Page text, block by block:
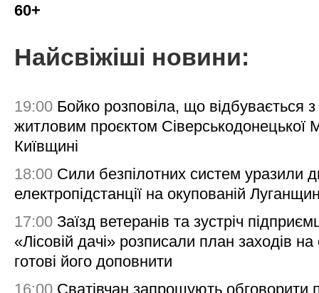
60+
Найсвіжіші новини:
19:00 Бойко розповіла, що відбувається з
житловим проєктом Сіверськодонецької
Київщині
18:00 Сили безпілотних систем уразили
електропідстанції на окупованій
17:00 Заїзд ветеранів та зустріч
«Лісовій дачі» розписали план заходів на
готові його доповнити
16:00 Сватівчан запрошують обговорити